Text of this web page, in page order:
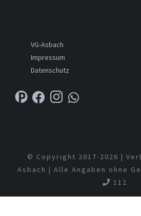
VG-Asbach
Impressum
Datenschutz
© Copyright 2017-2026 |
Asbach | Alle Angaben ohne
112